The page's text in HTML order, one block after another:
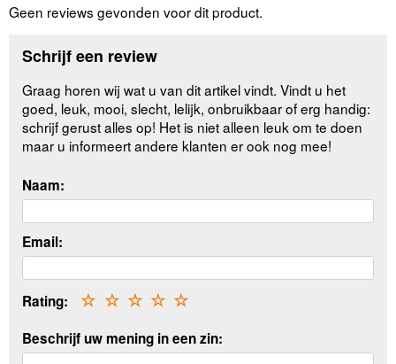
Geen reviews gevonden voor dit product.
Schrijf een review
Graag horen wij wat u van dit artikel vindt. Vindt u het
goed, leuk, mooi, slecht, lelijk, onbruikbaar of erg handig:
schrijf gerust alles op! Het is niet alleen leuk om te doen
maar u informeert andere klanten er ook nog mee!
Naam:
Email:
Rating: ☆
☆
☆
☆
☆
Beschrijf uw mening in een zin: